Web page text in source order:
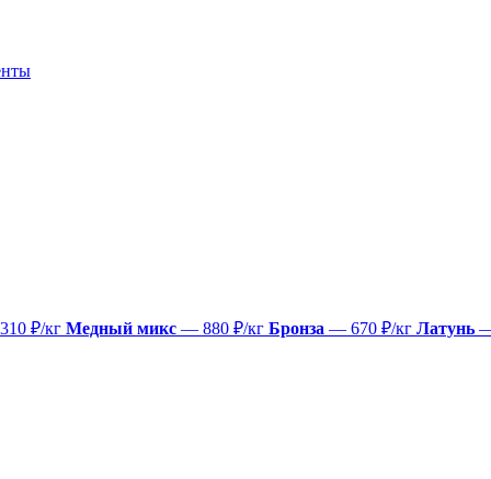
₽/кг Медный микс — 880 ₽/кг Бронза — 670 ₽/кг Латунь